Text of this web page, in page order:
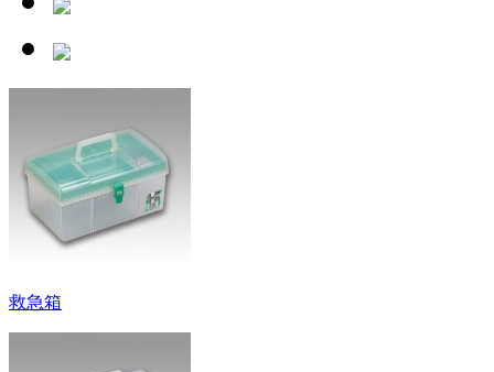
救急箱